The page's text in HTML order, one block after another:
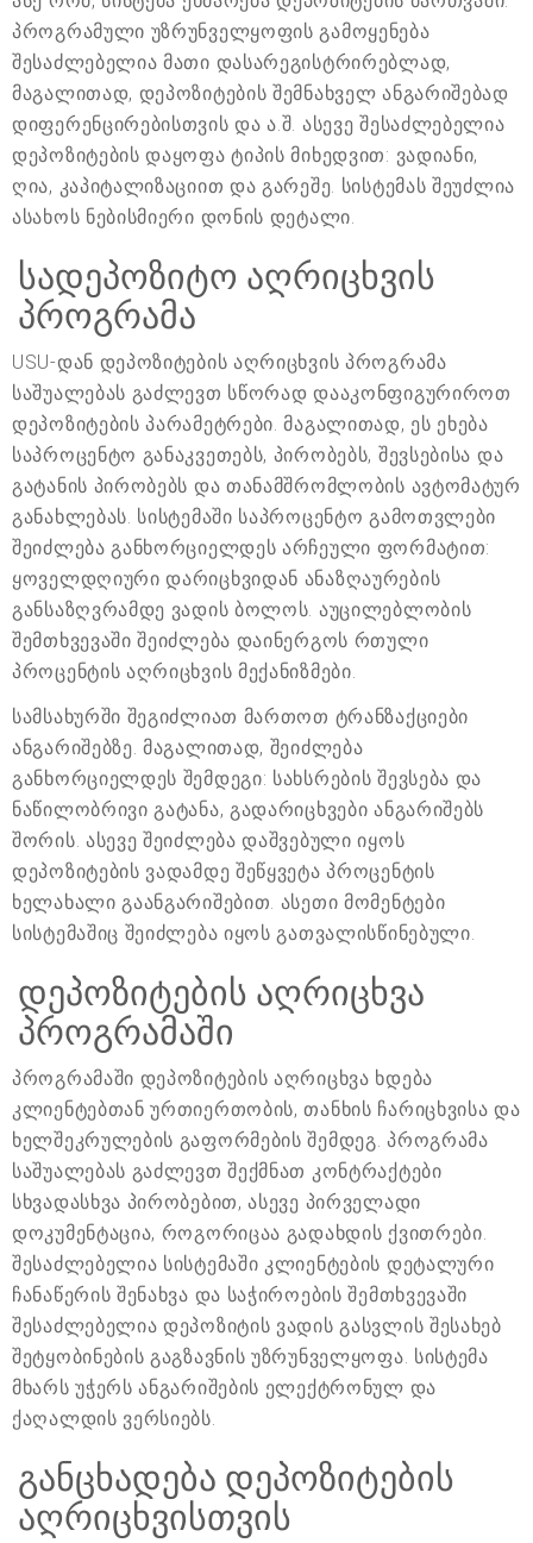
პროგრამული უზრუნველყოფის გამოყენება
შესაძლებელია მათი დასარეგისტრირებლად,
მაგალითად, დეპოზიტების შემნახველ ანგარიშებად
დიფერენცირებისთვის და ა.შ. ასევე შესაძლებელია
დეპოზიტების დაყოფა ტიპის მიხედვით: ვადიანი,
ღია, კაპიტალიზაციით და გარეშე. სისტემას შეუძლია
ასახოს ნებისმიერი დონის დეტალი.
სადეპოზიტო აღრიცხვის
პროგრამა
USU-დან დეპოზიტების აღრიცხვის პროგრამა
საშუალებას გაძლევთ სწორად დააკონფიგურიროთ
დეპოზიტების პარამეტრები. მაგალითად, ეს ეხება
საპროცენტო განაკვეთებს, პირობებს, შევსებისა და
გატანის პირობებს და თანამშრომლობის ავტომატურ
განახლებას. სისტემაში საპროცენტო გამოთვლები
შეიძლება განხორციელდეს არჩეული ფორმატით:
ყოველდღიური დარიცხვიდან ანაზღაურების
განსაზღვრამდე ვადის ბოლოს. აუცილებლობის
შემთხვევაში შეიძლება დაინერგოს რთული
პროცენტის აღრიცხვის მექანიზმები.
სამსახურში შეგიძლიათ მართოთ ტრანზაქციები
ანგარიშებზე. მაგალითად, შეიძლება
განხორციელდეს შემდეგი: სახსრების შევსება და
ნაწილობრივი გატანა, გადარიცხვები ანგარიშებს
შორის. ასევე შეიძლება დაშვებული იყოს
დეპოზიტების ვადამდე შეწყვეტა პროცენტის
ხელახალი გაანგარიშებით. ასეთი მომენტები
სისტემაშიც შეიძლება იყოს გათვალისწინებული.
დეპოზიტების აღრიცხვა
პროგრამაში
პროგრამაში დეპოზიტების აღრიცხვა ხდება
კლიენტებთან ურთიერთობის, თანხის ჩარიცხვისა და
ხელშეკრულების გაფორმების შემდეგ. პროგრამა
საშუალებას გაძლევთ შექმნათ კონტრაქტები
სხვადასხვა პირობებით, ასევე პირველადი
დოკუმენტაცია, როგორიცაა გადახდის ქვითრები.
შესაძლებელია სისტემაში კლიენტების დეტალური
ჩანაწერის შენახვა და საჭიროების შემთხვევაში
შესაძლებელია დეპოზიტის ვადის გასვლის შესახებ
შეტყობინების გაგზავნის უზრუნველყოფა. სისტემა
მხარს უჭერს ანგარიშების ელექტრონულ და
ქაღალდის ვერსიებს.
განცხადება დეპოზიტების
აღრიცხვისთვის